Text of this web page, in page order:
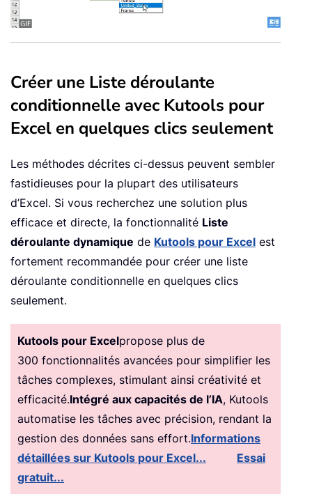
Créer une Liste déroulante
conditionnelle avec Kutools pour
Excel en quelques clics seulement
Les méthodes décrites ci-dessus peuvent sembler
fastidieuses pour la plupart des utilisateurs
d’Excel. Si vous recherchez une solution plus
efficace et directe, la fonctionnalité Liste
déroulante dynamique de Kutools pour Excel est
fortement recommandée pour créer une liste
déroulante conditionnelle en quelques clics
seulement.
Kutools pour Excelpropose plus de
300 fonctionnalités avancées pour simplifier les
tâches complexes, stimulant ainsi créativité et
efficacité.Intégré aux capacités de l’IA, Kutools
automatise les tâches avec précision, rendant la
gestion des données sans effort.Informations
détaillées sur Kutools pour Excel...
Essai
gratuit...